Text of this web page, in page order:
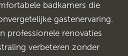
badkamers die
gastenervaring.
professionele renovaties
verbeteren zonder